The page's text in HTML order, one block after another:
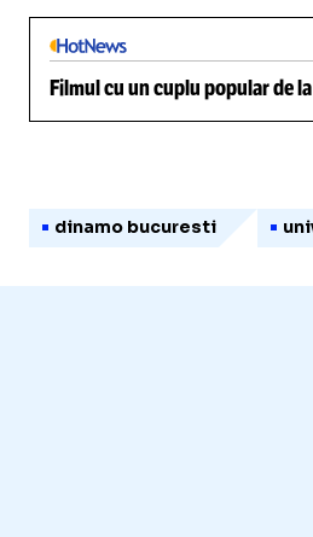
Filmul cu un cuplu popular de
dinamo bucuresti